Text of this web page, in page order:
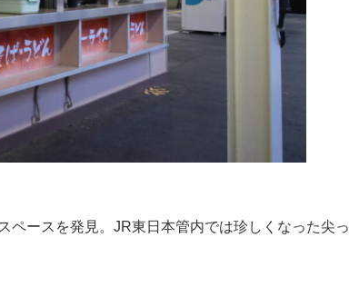
ペースを発見。JR東日本管内では珍しくなった尖っ